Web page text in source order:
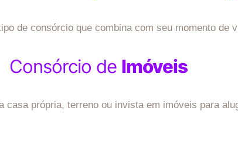
de consórcio que combina com seu momento de
Consórcio de Imóveis
casa própria, terreno ou invista em imóveis para